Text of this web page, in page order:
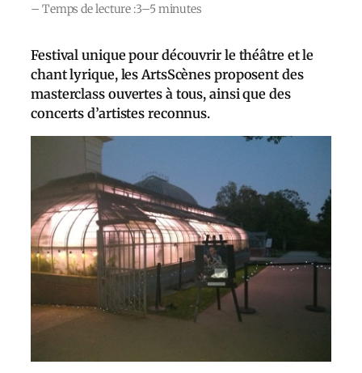
– Temps de lecture :3–5 minutes
Festival unique pour découvrir le théâtre et le
chant lyrique, les ArtsScènes proposent des
masterclass ouvertes à tous, ainsi que des
concerts d’artistes reconnus.